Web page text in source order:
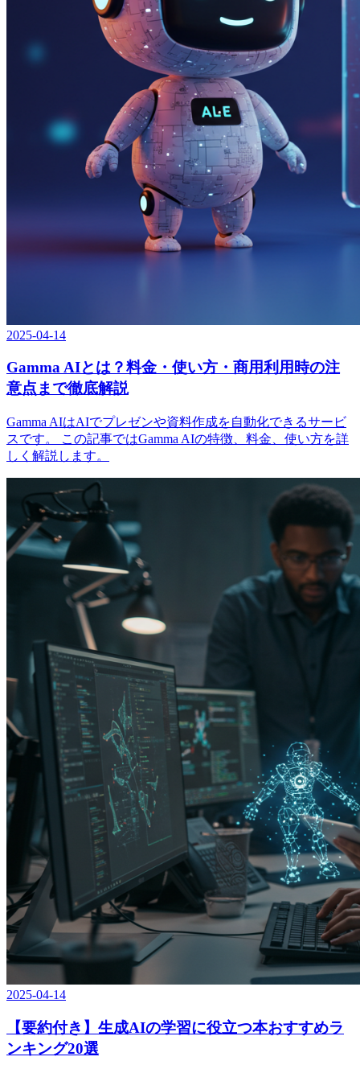
2025-04-14
Gamma AIとは？料金・使い方・商用利用時の注
意点まで徹底解説
Gamma AIはAIでプレゼンや資料作成を自動化できるサービ
スです。 この記事ではGamma AIの特徴、料金、使い方を詳
しく解説します。
2025-04-14
【要約付き】生成AIの学習に役立つ本おすすめラ
ンキング20選